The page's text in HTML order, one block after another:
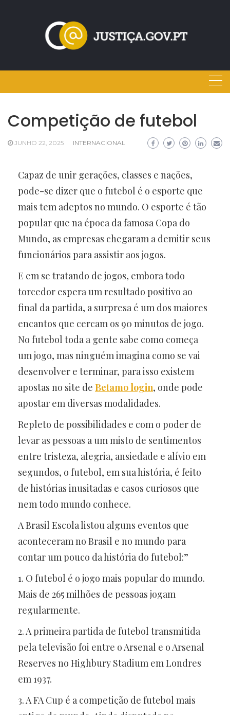
Competição de futebol
JUNHO 22, 2025 INTERNACIONAL
Capaz de unir gerações, classes e nações,
pode-se dizer que o futebol é o esporte que
mais tem adeptos no mundo. O esporte é tão
popular que na época da famosa Copa do
Mundo, as empresas chegaram a demitir seus
funcionários para assistir aos jogos.
E em se tratando de jogos, embora todo
torcedor espera um resultado positivo ao
final da partida, a surpresa é um dos maiores
encantos que cercam os 90 minutos de jogo.
No futebol toda a gente sabe como começa
um jogo, mas ninguém imagina como se vai
desenvolver e terminar, para isso existem
apostas no site de Betamo login, onde pode
apostar em diversas modalidades.
Repleto de possibilidades e com o poder de
levar as pessoas a um misto de sentimentos
entre tristeza, alegria, ansiedade e alívio em
segundos, o futebol, em sua história, é feito
de histórias inusitadas e casos curiosos que
nem todo mundo conhece.
A Brasil Escola listou alguns eventos que
aconteceram no Brasil e no mundo para
contar um pouco da história do futebol:”
1. O futebol é o jogo mais popular do mundo.
Mais de 265 milhões de pessoas jogam
regularmente.
2. A primeira partida de futebol transmitida
pela televisão foi entre o Arsenal e o Arsenal
Reserves no Highbury Stadium em Londres
em 1937.
3. A FA Cup é a competição de futebol mais